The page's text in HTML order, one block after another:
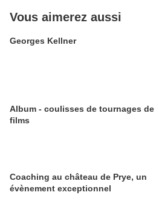
Vous aimerez aussi
Georges Kellner
Album - coulisses de tournages de
films
Coaching au château de Prye, un
évènement exceptionnel